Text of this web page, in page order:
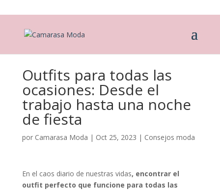
Outfits para todas las
ocasiones: Desde el
trabajo hasta una noche
de fiesta
por Camarasa Moda | Oct 25, 2023 | Consejos moda
En el caos diario de nuestras vidas, encontrar el
outfit perfecto que funcione para todas las